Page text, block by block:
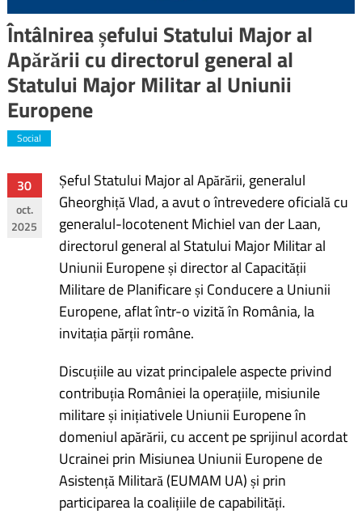
Întâlnirea șefului Statului Major al
Apărării cu directorul general al
Statului Major Militar al Uniunii
Europene
Social
30
oct.
2025
Șeful Statului Major al Apărării, generalul
Gheorghiță Vlad, a avut o întrevedere oficială cu
generalul-locotenent Michiel van der Laan,
directorul general al Statului Major Militar al
Uniunii Europene și director al Capacității
Militare de Planificare și Conducere a Uniunii
Europene, aflat într-o vizită în România, la
invitația părții române.
Discuțiile au vizat principalele aspecte privind
contribuția României la operațiile, misiunile
militare și inițiativele Uniunii Europene în
domeniul apărării, cu accent pe sprijinul acordat
Ucrainei prin Misiunea Uniunii Europene de
Asistență Militară (EUMAM UA) și prin
participarea la coalițiile de capabilități.
Navigare
în
articole